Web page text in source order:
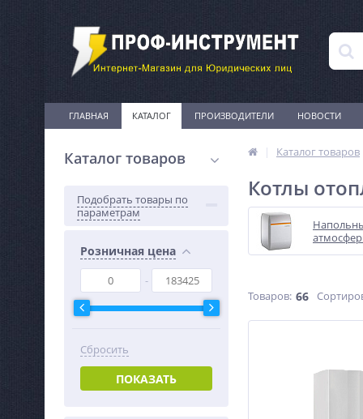
ГЛАВНАЯ КАТАЛОГ ПРОИЗВОДИТЕЛИ НОВОСТИ
Каталог товаров
Подобрать товары по
параметрам
Розничная цена
Сбросить
ПОКАЗАТЬ
Каталог товаров
Котлы
Товаров: 66